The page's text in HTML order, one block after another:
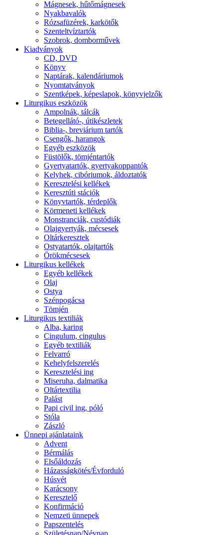
Mágnesek, hűtőmágnesek
Nyakbavalók
Rózsafüzérek, karkötők
Szenteltvíztartók
Szobrok, domborművek
Kiadványok
CD, DVD
Könyv
Naptárak, kalendáriumok
Nyomtatványok
Szentképek, képeslapok, könyvjelzők
Liturgikus eszközök
Ampolnák, tálcák
Betegellátó-, útikészletek
Biblia-, breviárium tartók
Csengők, harangok
Egyéb eszközök
Füstölők, tömjéntartók
Gyertyatartók, gyertyakoppantók
Kelyhek, cibóriumok, áldoztatók
Keresztelési kellékek
Keresztúti stációk
Könyvtartók, térdeplők
Körmeneti kellékek
Monstranciák, custódiák
Olajgyertyák, mécsesek
Oltárkeresztek
Ostyatartók, olajtartók
Örökmécsesek
Liturgikus kellékek
Egyéb kellékek
Olaj
Ostya
Szénpogácsa
Tömjén
Liturgikus textiliák
Alba, karing
Cingulum, cingulus
Egyéb textiliák
Felvarró
Kehelyfelszerelés
Keresztelési ing
Miseruha, dalmatika
Oltártextilia
Palást
Papi civil ing, póló
Stóla
Zászló
Ünnepi ajánlataink
Advent
Bérmálás
Elsőáldozás
Házasságkötés/Évforduló
Húsvét
Karácsony
Keresztelő
Konfirmáció
Nemzeti ünnepek
Papszentelés
Születésnap/Névnap